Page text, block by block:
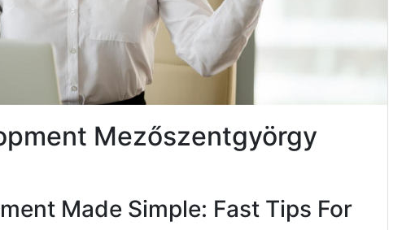
Mezőszentgyörgy
Made Simple: Fast Tips For